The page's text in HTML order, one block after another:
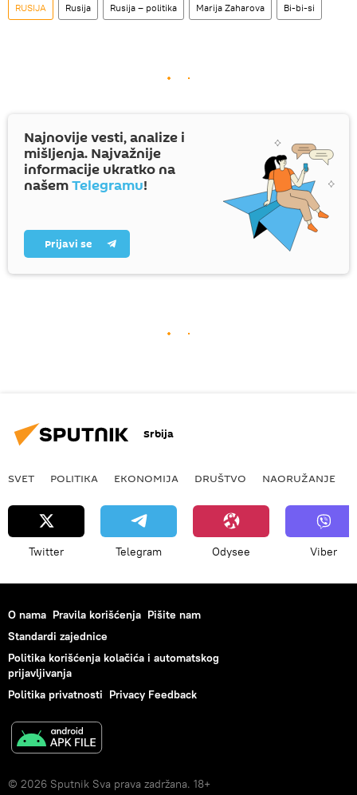
RUSIJA Rusija Rusija – politika Marija Zaharova Bi-bi-si
Najnovije vesti, analize i
mišljenja. Najvažnije
informacije ukratko na
našemTelegramu!
Prijavi se
Srbija
SVET POLITIKA EKONOMIJA DRUŠTVO NAORUŽANJE
Twitter Telegram Odysee Viber
O nama Pravila korišćenja Pišite nam
Standardi zajednice
Politika korišćenja kolačića i automatskog
prijavljivanja
Politika privatnosti Privacy Feedback
© 2026 Sputnik Sva prava zadržana. 18+